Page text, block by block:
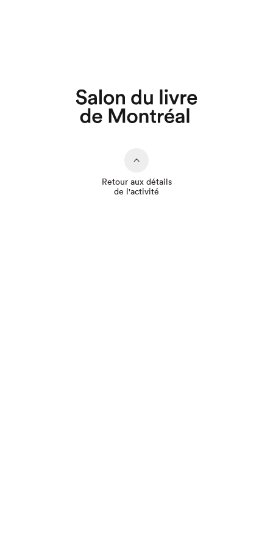
Que cherchez-vous?
Retour aux détails
de l'activité